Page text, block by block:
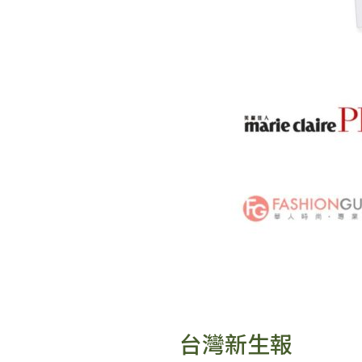
台灣新生報